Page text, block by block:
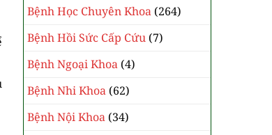
Bệnh Học Chuyên Khoa (264)
Bệnh Hồi Sức Cấp Cứu (7)
Bệnh Ngoại Khoa (4)
Bệnh Nhi Khoa (62)
Bệnh Nội Khoa (34)